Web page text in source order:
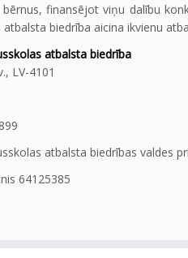
finansējot viņu dalību
atbalsta biedrība aicina ikvienu
atbalsta biedrība
LV-4101
atbalsta biedrības valdes
64125385